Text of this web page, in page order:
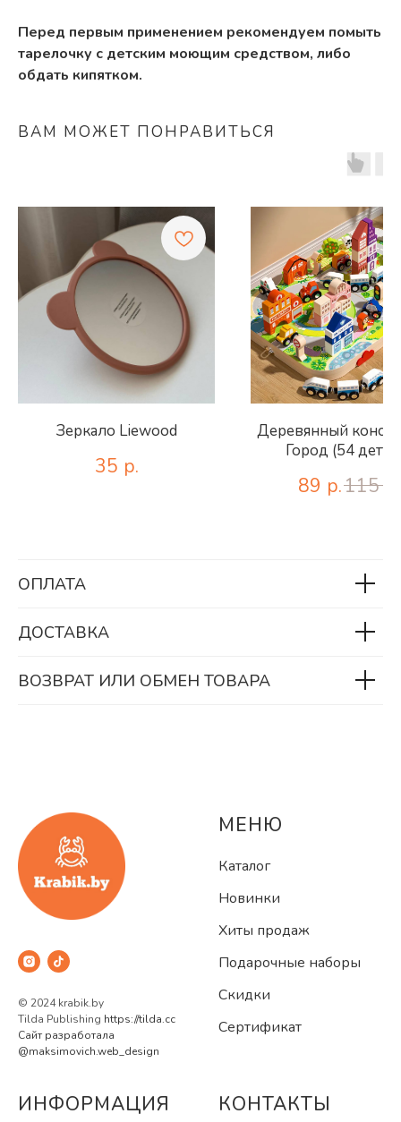
Перед первым применением рекомендуем помыть
тарелочку с детским моющим средством, либо
обдать кипятком.
ВАМ МОЖЕТ ПОНРАВИТЬСЯ
Зеркало Liewood
35 р.
Деревянный
Город (54
89 р.115
ОПЛАТА
ДОСТАВКА
ВОЗВРАТ ИЛИ ОБМЕН ТОВАРА
© 2024 krabik.by
Tilda Publishing https://tilda.cc
Сайт разработала
@maksimovich.web_design
МЕНЮ
Каталог
Новинки
Хиты продаж
Подарочные наборы
Скидки
Сертификат
ИНФОРМАЦИЯ КОНТАКТЫ